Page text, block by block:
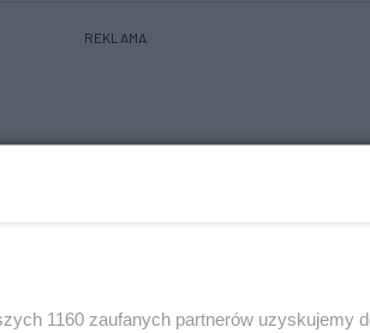
REKLAMA
przed i po ślubie?
1160 zaufanych partnerów uzyskujemy